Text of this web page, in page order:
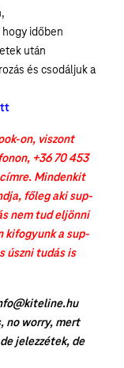
időben
után
és csodáljuk a
Itt
on, viszont
+36 70 453
Mindenkit
főleg aki sup-
nem tud eljönni
kifogyunk a sup-
úszni tudás is
no worry, mert
jelezzétek, de